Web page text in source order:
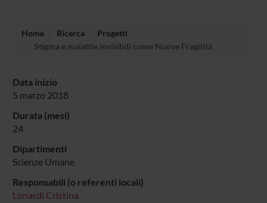
Home Ricerca
Progetti
Stigma e malattie invisibili come Nuove Fragilità
Data inizio
5 marzo 2018
Durata (mesi)
24
Dipartimenti
Scienze Umane
Responsabili (o referenti locali)
Lonardi Cristina